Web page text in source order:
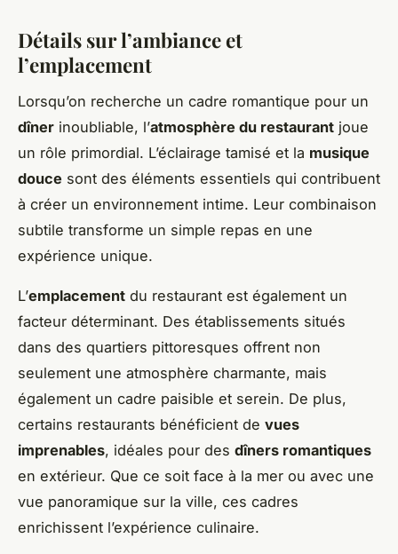
Détails sur l’ambiance et
l’emplacement
Lorsqu’on recherche un cadre romantique pour un
dîner inoubliable, l’atmosphère du restaurant joue
un rôle primordial. L’éclairage tamisé et la musique
douce sont des éléments essentiels qui contribuent
à créer un environnement intime. Leur combinaison
subtile transforme un simple repas en une
expérience unique.
L’emplacement du restaurant est également un
facteur déterminant. Des établissements situés
dans des quartiers pittoresques offrent non
seulement une atmosphère charmante, mais
également un cadre paisible et serein. De plus,
certains restaurants bénéficient de vues
imprenables, idéales pour des dîners romantiques
en extérieur. Que ce soit face à la mer ou avec une
vue panoramique sur la ville, ces cadres
enrichissent l’expérience culinaire.